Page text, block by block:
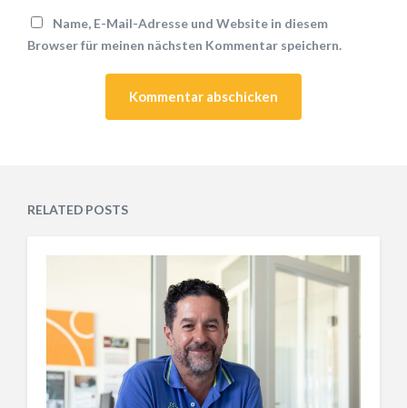
Name, E-Mail-Adresse und Website in diesem
Browser für meinen nächsten Kommentar speichern.
RELATED POSTS